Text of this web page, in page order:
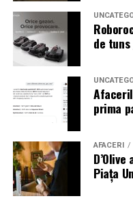
confiscate. Materialul
depozit timp de șase
precauție. În urma
au pierdut viața, peste
altele au fost date
au rămas fără locuințe
Autoritățile din Liban
Aniversări –
de
prima
AFACERI
Piața